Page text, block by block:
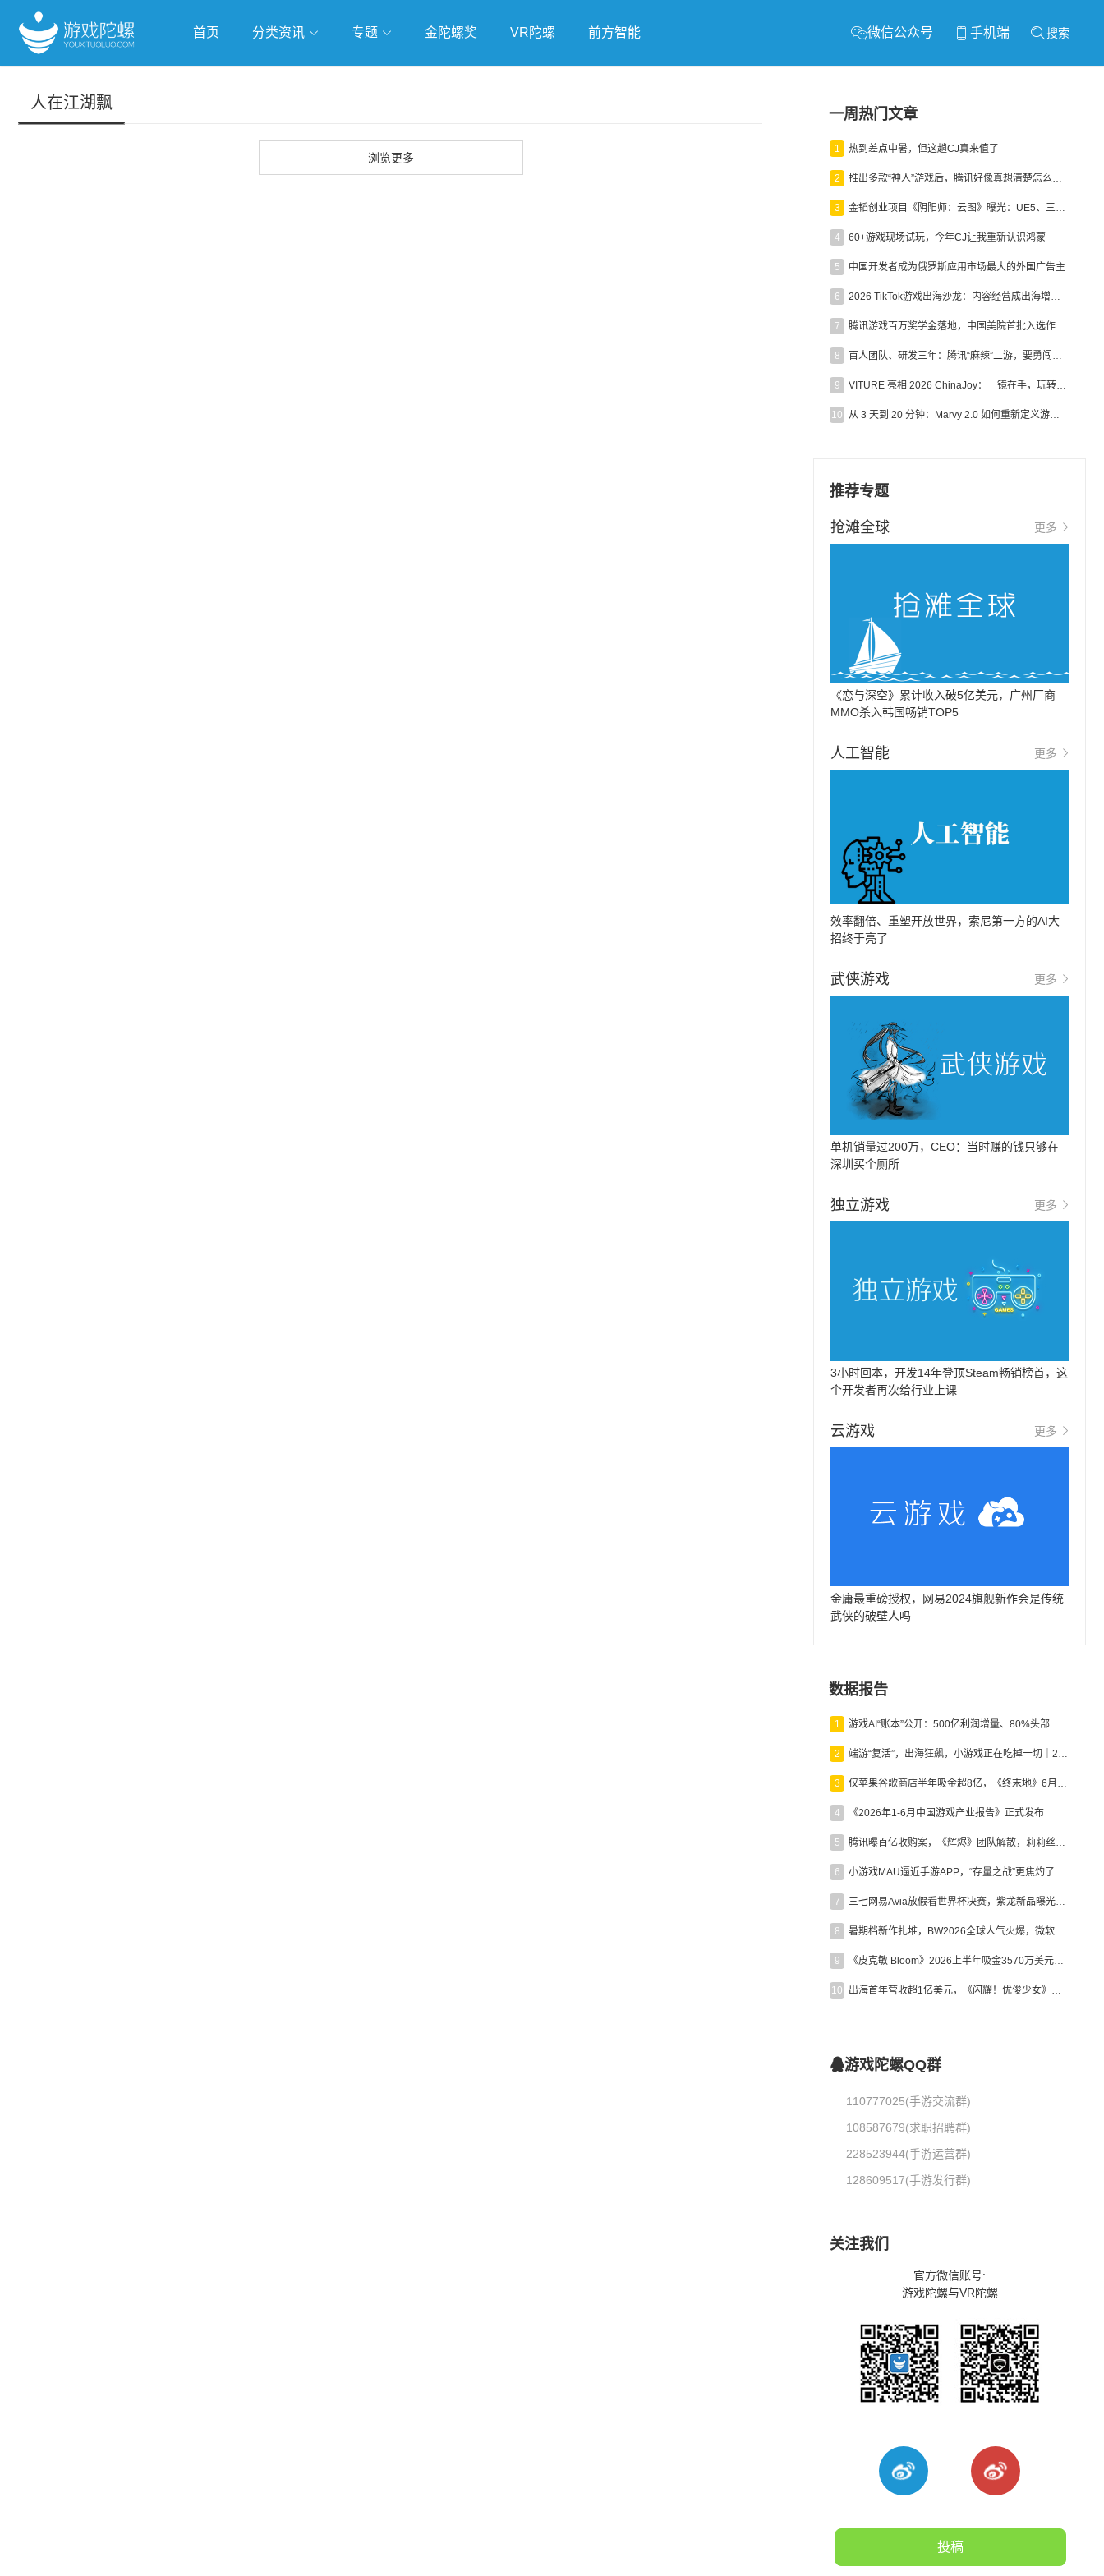
首页 分类资讯 专题 金陀螺奖 VR陀螺 前方智能 微信公众号 手机端 搜索
人在江湖飘
浏览更多
一周热门文章
1 热到差点中暑，但这趟CJ真来值了
2 推出多款“神人”游戏后，腾讯好像真想清楚怎么做二次元了
3 金韬创业项目《阴阳师：云图》曝光：UE5、三端互通、ARPG
4 60+游戏现场试玩，今年CJ让我重新认识鸿蒙
5 中国开发者成为俄罗斯应用市场最大的外国广告主
6 2026 TikTok游戏出海沙龙：内容经营成出海增长新引擎
7 腾讯游戏百万奖学金落地，中国美院首批入选作品获业内关注
8 百人团队、研发三年：腾讯“麻辣”二游，要勇闯男性恋爱市场
9 VITURE 亮相 2026 ChinaJoy：一镜在手，玩转全场！
10 从 3 天到 20 分钟：Marvy 2.0 如何重新定义游戏出海营销效率？
推荐专题
抢滩全球 更多
《恋与深空》累计收入破5亿美元，广州厂商
MMO杀入韩国畅销TOP5
人工智能 更多
效率翻倍、重塑开放世界，索尼第一方的AI大
招终于亮了
武侠游戏 更多
单机销量过200万，CEO：当时赚的钱只够在
深圳买个厕所
独立游戏 更多
3小时回本，开发14年登顶Steam畅销榜首，这
个开发者再次给行业上课
云游戏 更多
金庸最重磅授权，网易2024旗舰新作会是传统
武侠的破壁人吗
数据报告
1 游戏AI“账本”公开：500亿利润增量、80%头部入局，谁在闷声发财？
2 端游“复活”，出海狂飙，小游戏正在吃掉一切｜2026上半年产业报告
3 仅苹果谷歌商店半年吸金超8亿，《终末地》6月份收入显著回暖
4 《2026年1-6月中国游戏产业报告》正式发布
5 腾讯曝百亿收购案，《辉烬》团队解散，莉莉丝新作曝光｜陀螺周报
6 小游戏MAU逼近手游APP，“存量之战”更焦灼了
7 三七网易Avia放假看世界杯决赛，紫龙新品曝光，米哈游新作上线 | 陀螺周报
8 暑期档新作扎堆，BW2026全球人气火爆，微软XBOX大裁员|陀螺周报
9 《皮克敏 Bloom》2026上半年吸金3570万美元，中国台湾成最大市场
10 出海首年营收超1亿美元，《闪耀！优俊少女》美国市场占比达七成
游戏陀螺QQ群
110777025(手游交流群)
108587679(求职招聘群)
228523944(手游运营群)
128609517(手游发行群)
关注我们
官方微信账号:
游戏陀螺与VR陀螺
投稿